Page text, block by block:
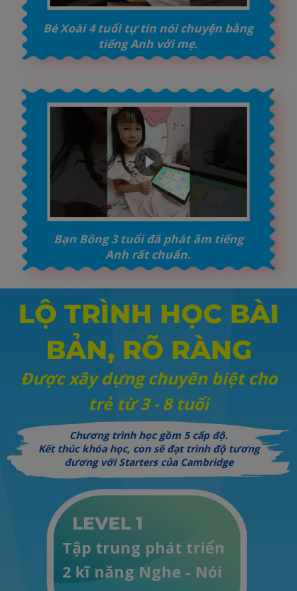
Bé Xoài 4 tuổi tự tin nói chuyện bằng
tiếng Anh với mẹ.
Bạn Bông 3 tuổi đã phát âm tiếng
Anh rất chuẩn.
LỘ TRÌNH HỌC BÀI
BẢN, RÕ RÀNG
Được xây dựng chuyên biệt cho
trẻ từ 3 - 8 tuổi
Chương trình học gồm 5 cấp độ.
Kết thúc khóa học, con sẽ đạt trình độ tương
đương với Starters của Cambridge
LEVEL 1
Tập trung phát triển
2 kĩ năng Nghe - Nói